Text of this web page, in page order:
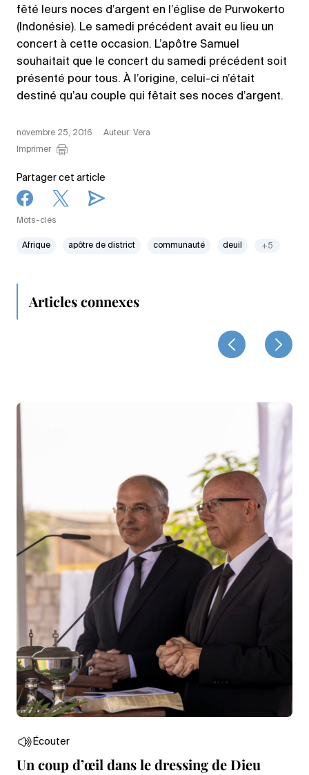
fêté leurs noces d’argent en l’église de Purwokerto
(Indonésie). Le samedi précédent avait eu lieu un
concert à cette occasion. L’apôtre Samuel
souhaitait que le concert du samedi précédent soit
présenté pour tous. À l’origine, celui-ci n’était
destiné qu’au couple qui fêtait ses noces d’argent.
novembre 25, 2016
Auteur: Vera
Imprimer
Partager cet article
Mots-clés
Afrique apôtre de district communauté deuil +5
Articles connexes
Écouter
Un coup d’œil dans le dressing de Dieu